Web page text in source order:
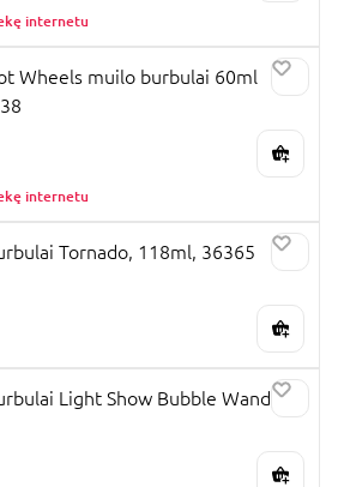
internetu
Wheels muilo burbulai 60ml
internetu
Tornado, 118ml, 36365
Light Show Bubble Wand,